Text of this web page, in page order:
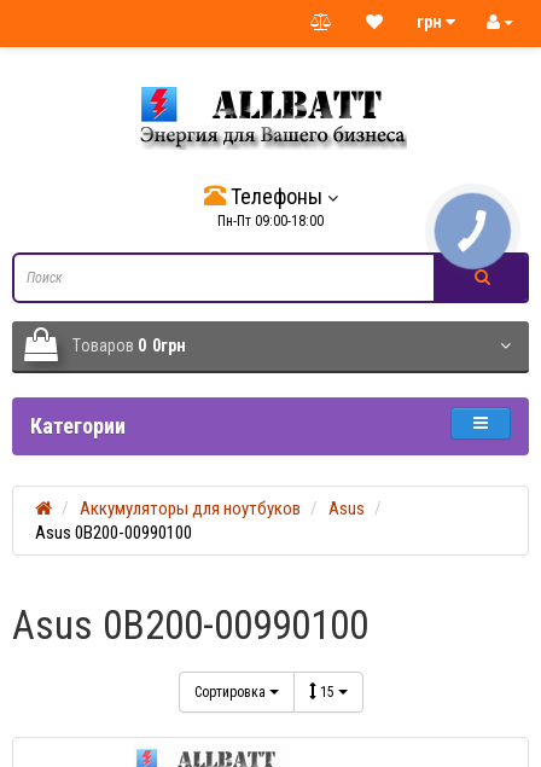
грн
Телефоны
Пн-Пт 09:00-18:00
Tоваров 0 0грн
Категории
Аккумуляторы для ноутбуков
Asus
Asus 0B200-00990100
Asus 0B200-00990100
Сортировка 15